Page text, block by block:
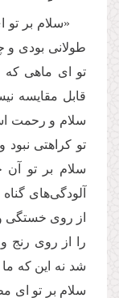
«سلام بر
طولانی بودی و
تو ای ماهی که
قابل مقایسه
سلام و رحمت
تو کراهتی
سلام بر تو آن
آلودگی‌های
از روی خستگی و
را از روی رنج
شد نه این که
سلام بر تو ای